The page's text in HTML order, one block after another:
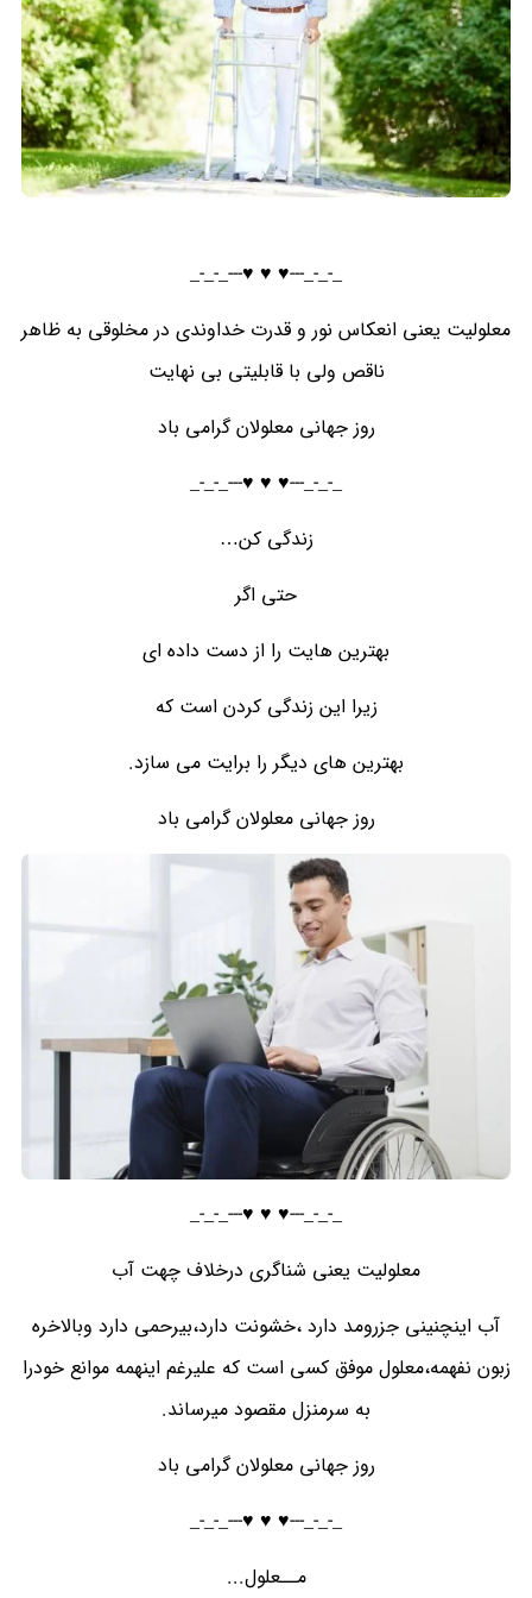
_-_-_---♥️ ♥️ ♥️---_-_-_
معلولیت یعنی انعکاس نور و قدرت خداوندی در مخلوقی به ظاهر
ناقص ولی با قابلیتی بی نهایت
روز جهانی معلولان گرامی باد
_-_-_---♥️ ♥️ ♥️---_-_-_
زندگی کن…
حتی اگر
بهترین هایت را از دست داده ای
زیرا این زندگی کردن است که
بهترین های دیگر را برایت می سازد.
روز جهانی معلولان گرامی باد
_-_-_---♥️ ♥️ ♥️---_-_-_
معلولیت یعنی شناگری درخلاف چهت آب
آب اینچنینی جزرومد دارد ،خشونت دارد،بیرحمی دارد وبالاخره
زبون نفهمه،معلول موفق کسی است که علیرغم اینهمه موانع خودرا
به سرمنزل مقصود میرساند.
روز جهانی معلولان گرامی باد
_-_-_---♥️ ♥️ ♥️---_-_-_
مــعلول...